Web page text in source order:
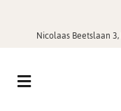
Nicolaas Beetslaan